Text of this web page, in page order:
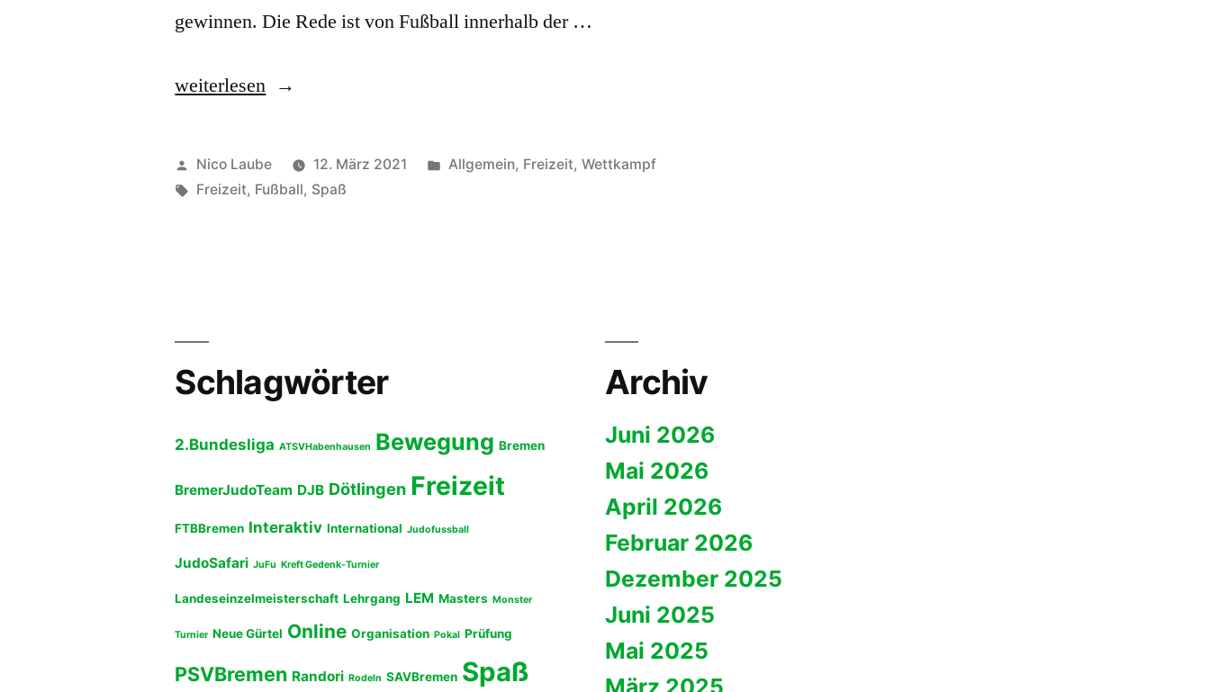
gewinnen. Die Rede ist von Fußball innerhalb der …
„Judo-
Weltmeisterschaft
bei
weiterlesen
Veröffentlicht
von
Nico Laube 12. März 2021
Veröffentlicht
Allgemein, Freizeit, Wettkampf
Schlagwörter:
Freizeit, Fußball, Spaß
Schlagwörter
2.Bundesliga ATSVHabenhausen Bewegung Bremen
BremerJudoTeam DJB Dötlingen Freizeit
FTBBremen Interaktiv International Judofussball
JudoSafari JuFu Kreft Gedenk-Turnier
Landeseinzelmeisterschaft Lehrgang LEM Masters Monster
Turnier Neue Gürtel Online Organisation Pokal Prüfung
PSVBremen Randori Rodeln SAVBremen Spaß
Archiv
Juni 2026
Mai 2026
April 2026
Februar 2026
Dezember 2025
Juni 2025
Mai 2025
März 2025